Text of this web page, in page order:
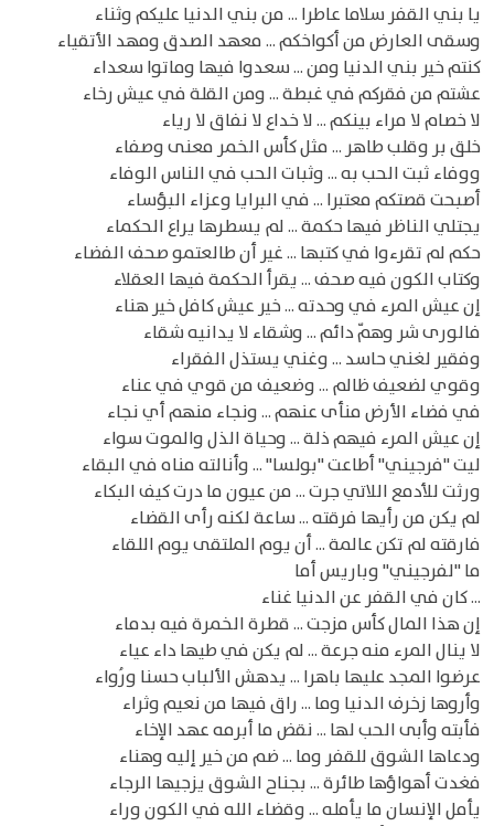
يا بني القفر سلاما عاطرا ... من بني الدنيا عليكم وثناء
وسقى العارض من أكواخكم ... معهد الصدق ومهد الأتقياء
كنتم خير بني الدنيا ومن ... سعدوا فيها وماتوا سعداء
عشتم من فقركم في غبطة ... ومن القلة في عيش رخاء
لا خصام لا مراء بينكم ... لا خداع لا نفاق لا رياء
خلق بر وقلب طاهر ... مثل كأس الخمر معنى وصفاء
ووفاء ثبت الحب به ... وثبات الحب في الناس الوفاء
أصبحت قصتكم معتبرا ... في البرايا وعزاء البؤساء
يجتلي الناظر فيها حكمة ... لم يسطرها يراع الحكماء
حكم لم تقرءوا في كتبها ... غير أن طالعتمو صحف الفضاء
وكتاب الكون فيه صحف ... يقرأ الحكمة فيها العقلاء
إن عيش المرء في وحدته ... خير عيش كافل خير هناء
فالورى شر وهمّ دائم ... وشقاء لا يدانيه شقاء
وفقير لغني حاسد ... وغني يستذل الفقراء
وقوي لضعيف ظالم ... وضعيف من قوي في عناء
في فضاء الأرض منأى عنهم ... ونجاء منهم أي نجاء
إن عيش المرء فيهم ذلة ... وحياة الذل والموت سواء
ليت "فرجيني" أطاعت "بولسا" ... وأنالته مناه في البقاء
ورثت للأدمع اللاتي جرت ... من عيون ما درت كيف البكاء
لم يكن من رأيها فرقته ... ساعة لكنه رأى القضاء
فارقته لم تكن عالمة ... أن يوم الملتقى يوم اللقاء
ما "لفرجيني" وباريس أما
... كان في القفر عن الدنيا غناء
إن هذا المال كأس مزجت ... قطرة الخمرة فيه بدماء
لا ينال المرء منه جرعة ... لم يكن في طيها داء عياء
عرضوا المجد عليها باهرا ... يدهش الألباب حسنا ورُواء
وأروها زخرف الدنيا وما ... راق فيها من نعيم وثراء
فأبته وأبى الحب لها ... نقض ما أبرمه عهد الإخاء
ودعاها الشوق للقفر وما ... ضم من خير إليه وهناء
فغدت أهواؤها طائرة ... بجناح الشوق يزجيها الرجاء
يأمل الإنسان ما يأمله ... وقضاء الله في الكون وراء